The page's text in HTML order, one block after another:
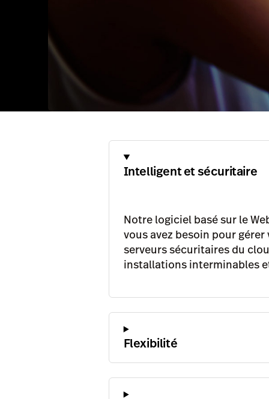
Intelligent et sécuritaire
Notre logiciel basé sur le
vous avez besoin pour
serveurs sécuritaires du
installations interminables
Flexibilité